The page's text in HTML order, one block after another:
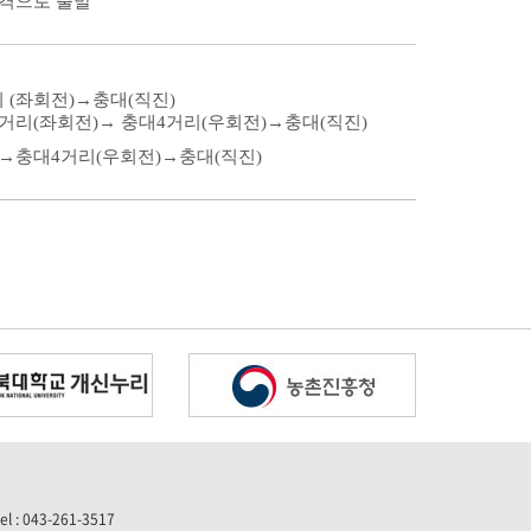
(좌회전)→충대(직진)
리(좌회전)→ 충대4거리(우회전)→충대(직진)
충대4거리(우회전)→충대(직진)
: 043-261-3517